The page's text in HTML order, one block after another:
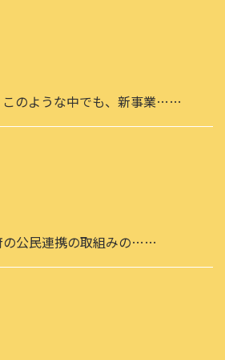
このような中でも、新事業……
の公民連携の取組みの……